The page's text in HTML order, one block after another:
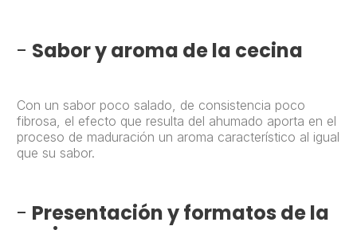
- Sabor y aroma de la cecina
Con un sabor poco salado, de consistencia poco
fibrosa, el efecto que resulta del ahumado aporta en el
proceso de maduración un aroma característico al igual
que su sabor.
- Presentación y formatos de la